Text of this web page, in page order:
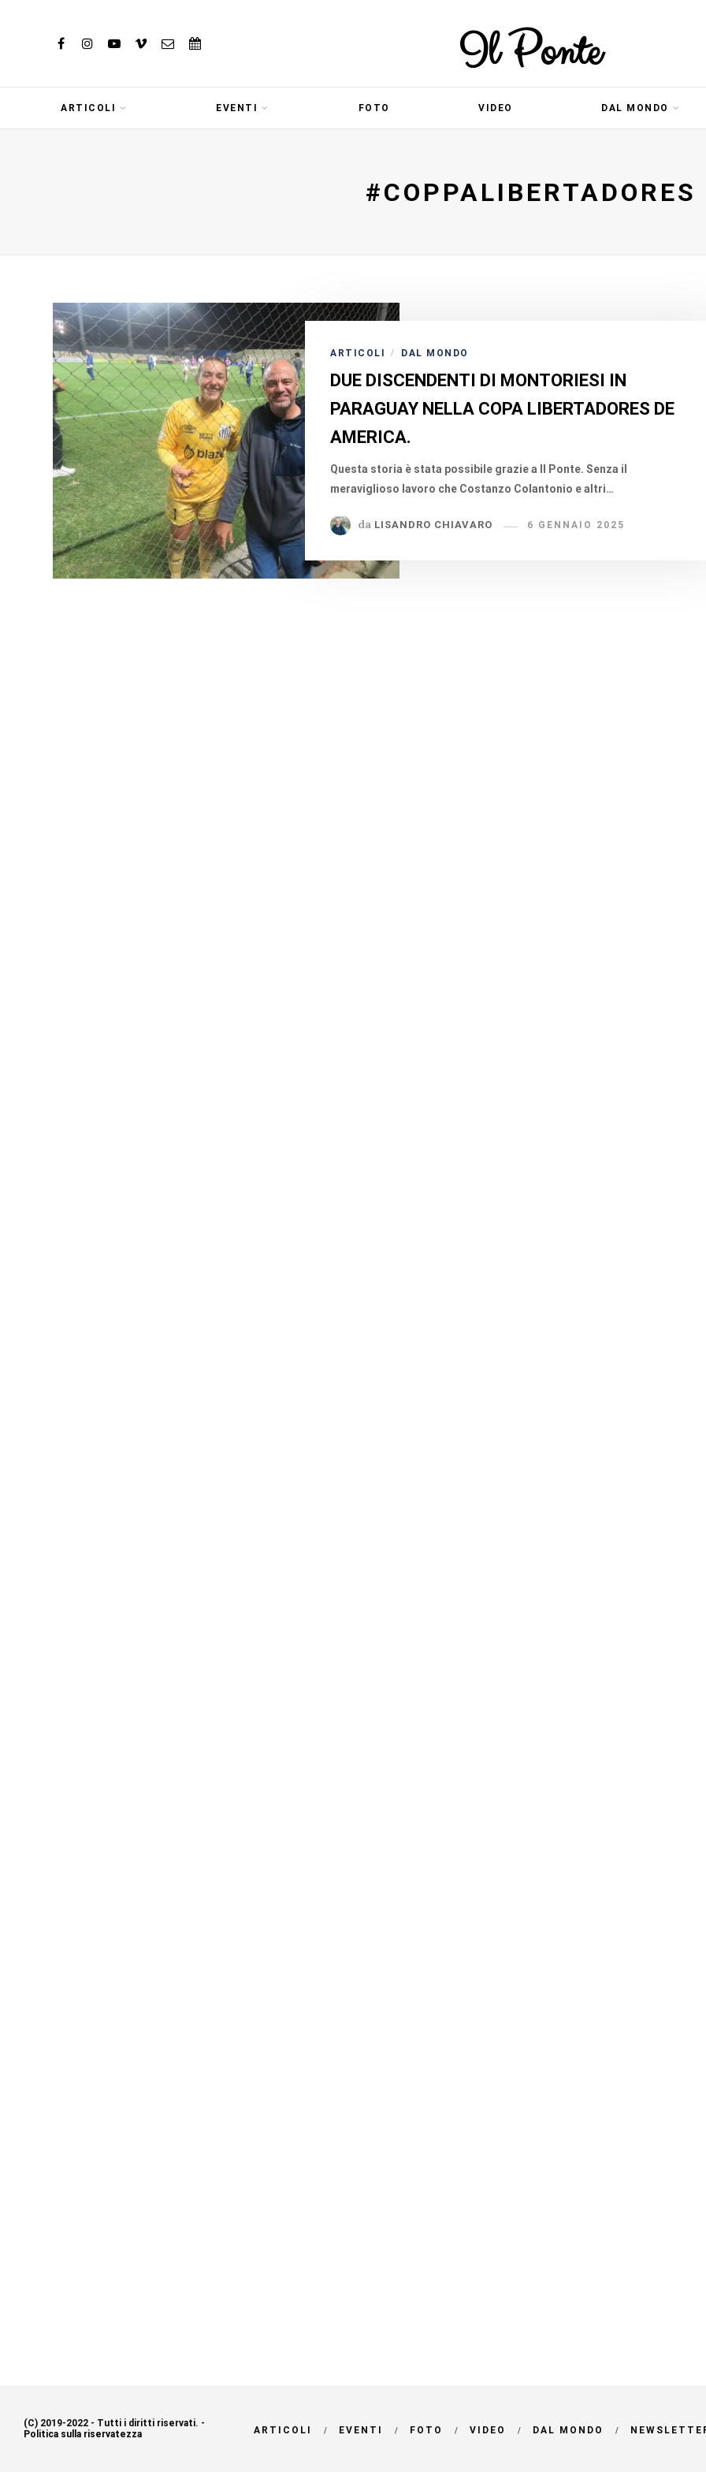
Il Ponte
ARTICOLI EVENTI FOTO VIDEO DAL MONDO
#COPPALIBERTADORES
ARTICOLI / DAL MONDO
DUE DISCENDENTI DI MONTORIESI IN
PARAGUAY NELLA COPA LIBERTADORES DE
AMERICA.
Questa storia è stata possibile grazie a Il Ponte. Senza il
meraviglioso lavoro che Costanzo Colantonio e altri…
da LISANDRO CHIAVARO 6 GENNAIO 2025
(C) 2019-2022 - Tutti i diritti riservati. -
Politica sulla riservatezza
ARTICOLI EVENTI FOTO VIDEO DAL MONDO